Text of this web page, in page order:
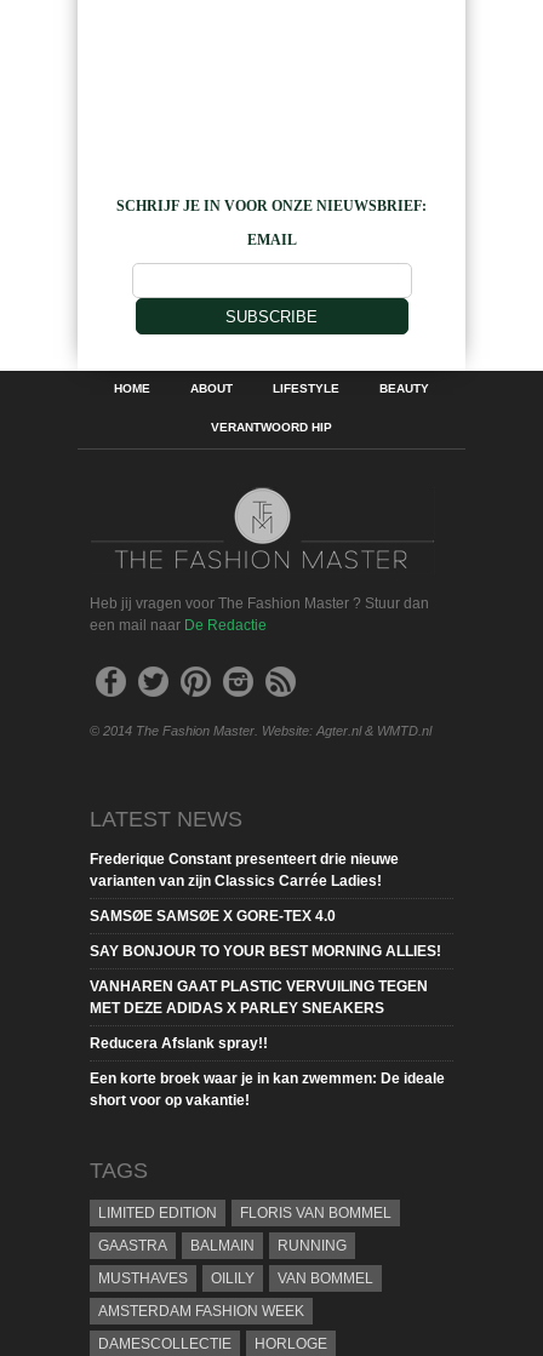
SCHRIJF JE IN VOOR ONZE NIEUWSBRIEF:
EMAIL
SUBSCRIBE
HOME ABOUT LIFESTYLE BEAUTY
VERANTWOORD HIP
Heb jij vragen voor The Fashion Master ? Stuur dan
een mail naar De Redactie
© 2014 The Fashion Master. Website: Agter.nl & WMTD.nl
LATEST NEWS
Frederique Constant presenteert drie nieuwe
varianten van zijn Classics Carrée Ladies!
SAMSØE SAMSØE X GORE-TEX 4.0
SAY BONJOUR TO YOUR BEST MORNING ALLIES!
VANHAREN GAAT PLASTIC VERVUILING TEGEN
MET DEZE ADIDAS X PARLEY SNEAKERS
Reducera Afslank spray!!
Een korte broek waar je in kan zwemmen: De ideale
short voor op vakantie!
TAGS
LIMITED EDITION
FLORIS VAN BOMMEL
GAASTRA
BALMAIN
RUNNING
MUSTHAVES
OILILY
VAN BOMMEL
AMSTERDAM FASHION WEEK
DAMESCOLLECTIE
HORLOGE